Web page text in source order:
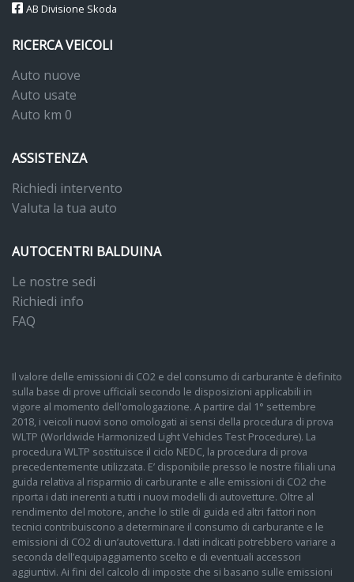
AB Divisione Skoda
RICERCA VEICOLI
Auto nuove
Auto usate
Auto km 0
ASSISTENZA
Richiedi intervento
Valuta la tua auto
AUTOCENTRI BALDUINA
Le nostre sedi
Richiedi info
FAQ
Il valore delle emissioni di CO2 e del consumo di carburante è definito
sulla base di prove ufficiali secondo le disposizioni applicabili in
vigore al momento dell'omologazione. A partire dal 1° settembre
2018, i veicoli nuovi sono omologati ai sensi della procedura di prova
WLTP (Worldwide Harmonized Light Vehicles Test Procedure). La
procedura WLTP sostituisce il ciclo NEDC, la procedura di prova
precedentemente utilizzata. E’ disponibile presso le nostre filiali una
guida relativa al risparmio di carburante e alle emissioni di CO2 che
riporta i dati inerenti a tutti i nuovi modelli di autovetture. Oltre al
rendimento del motore, anche lo stile di guida ed altri fattori non
tecnici contribuiscono a determinare il consumo di carburante e le
emissioni di CO2 di un’autovettura. I dati indicati potrebbero variare a
seconda dell’equipaggiamento scelto e di eventuali accessori
aggiuntivi. Ai fini del calcolo di imposte che si basano sulle emissioni